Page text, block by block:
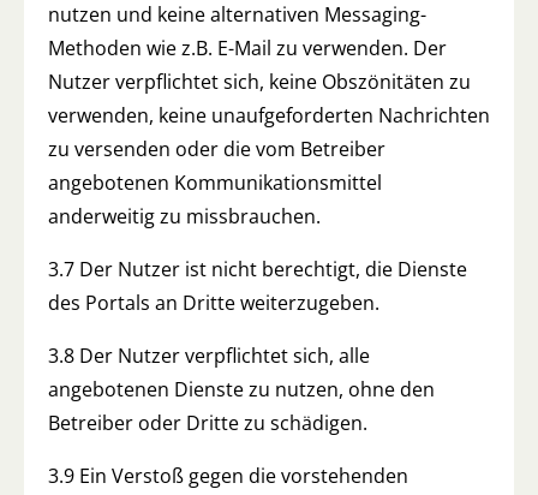
nutzen und keine alternativen Messaging-
Methoden wie z.B. E-Mail zu verwenden. Der
Nutzer verpflichtet sich, keine Obszönitäten zu
verwenden, keine unaufgeforderten Nachrichten
zu versenden oder die vom Betreiber
angebotenen Kommunikationsmittel
anderweitig zu missbrauchen.
3.7 Der Nutzer ist nicht berechtigt, die Dienste
des Portals an Dritte weiterzugeben.
3.8 Der Nutzer verpflichtet sich, alle
angebotenen Dienste zu nutzen, ohne den
Betreiber oder Dritte zu schädigen.
3.9 Ein Verstoß gegen die vorstehenden